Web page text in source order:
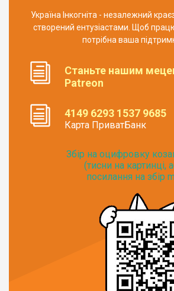
Україна Інкогніта - незалежний
створений ентузіастами. Щоб
потрібна ваша
Станьте нашим
Patreon
4149 6293 1537 9685
Карта ПриватБанк
Збір на оцифровку
(тисни на картинці,
посилання на збір